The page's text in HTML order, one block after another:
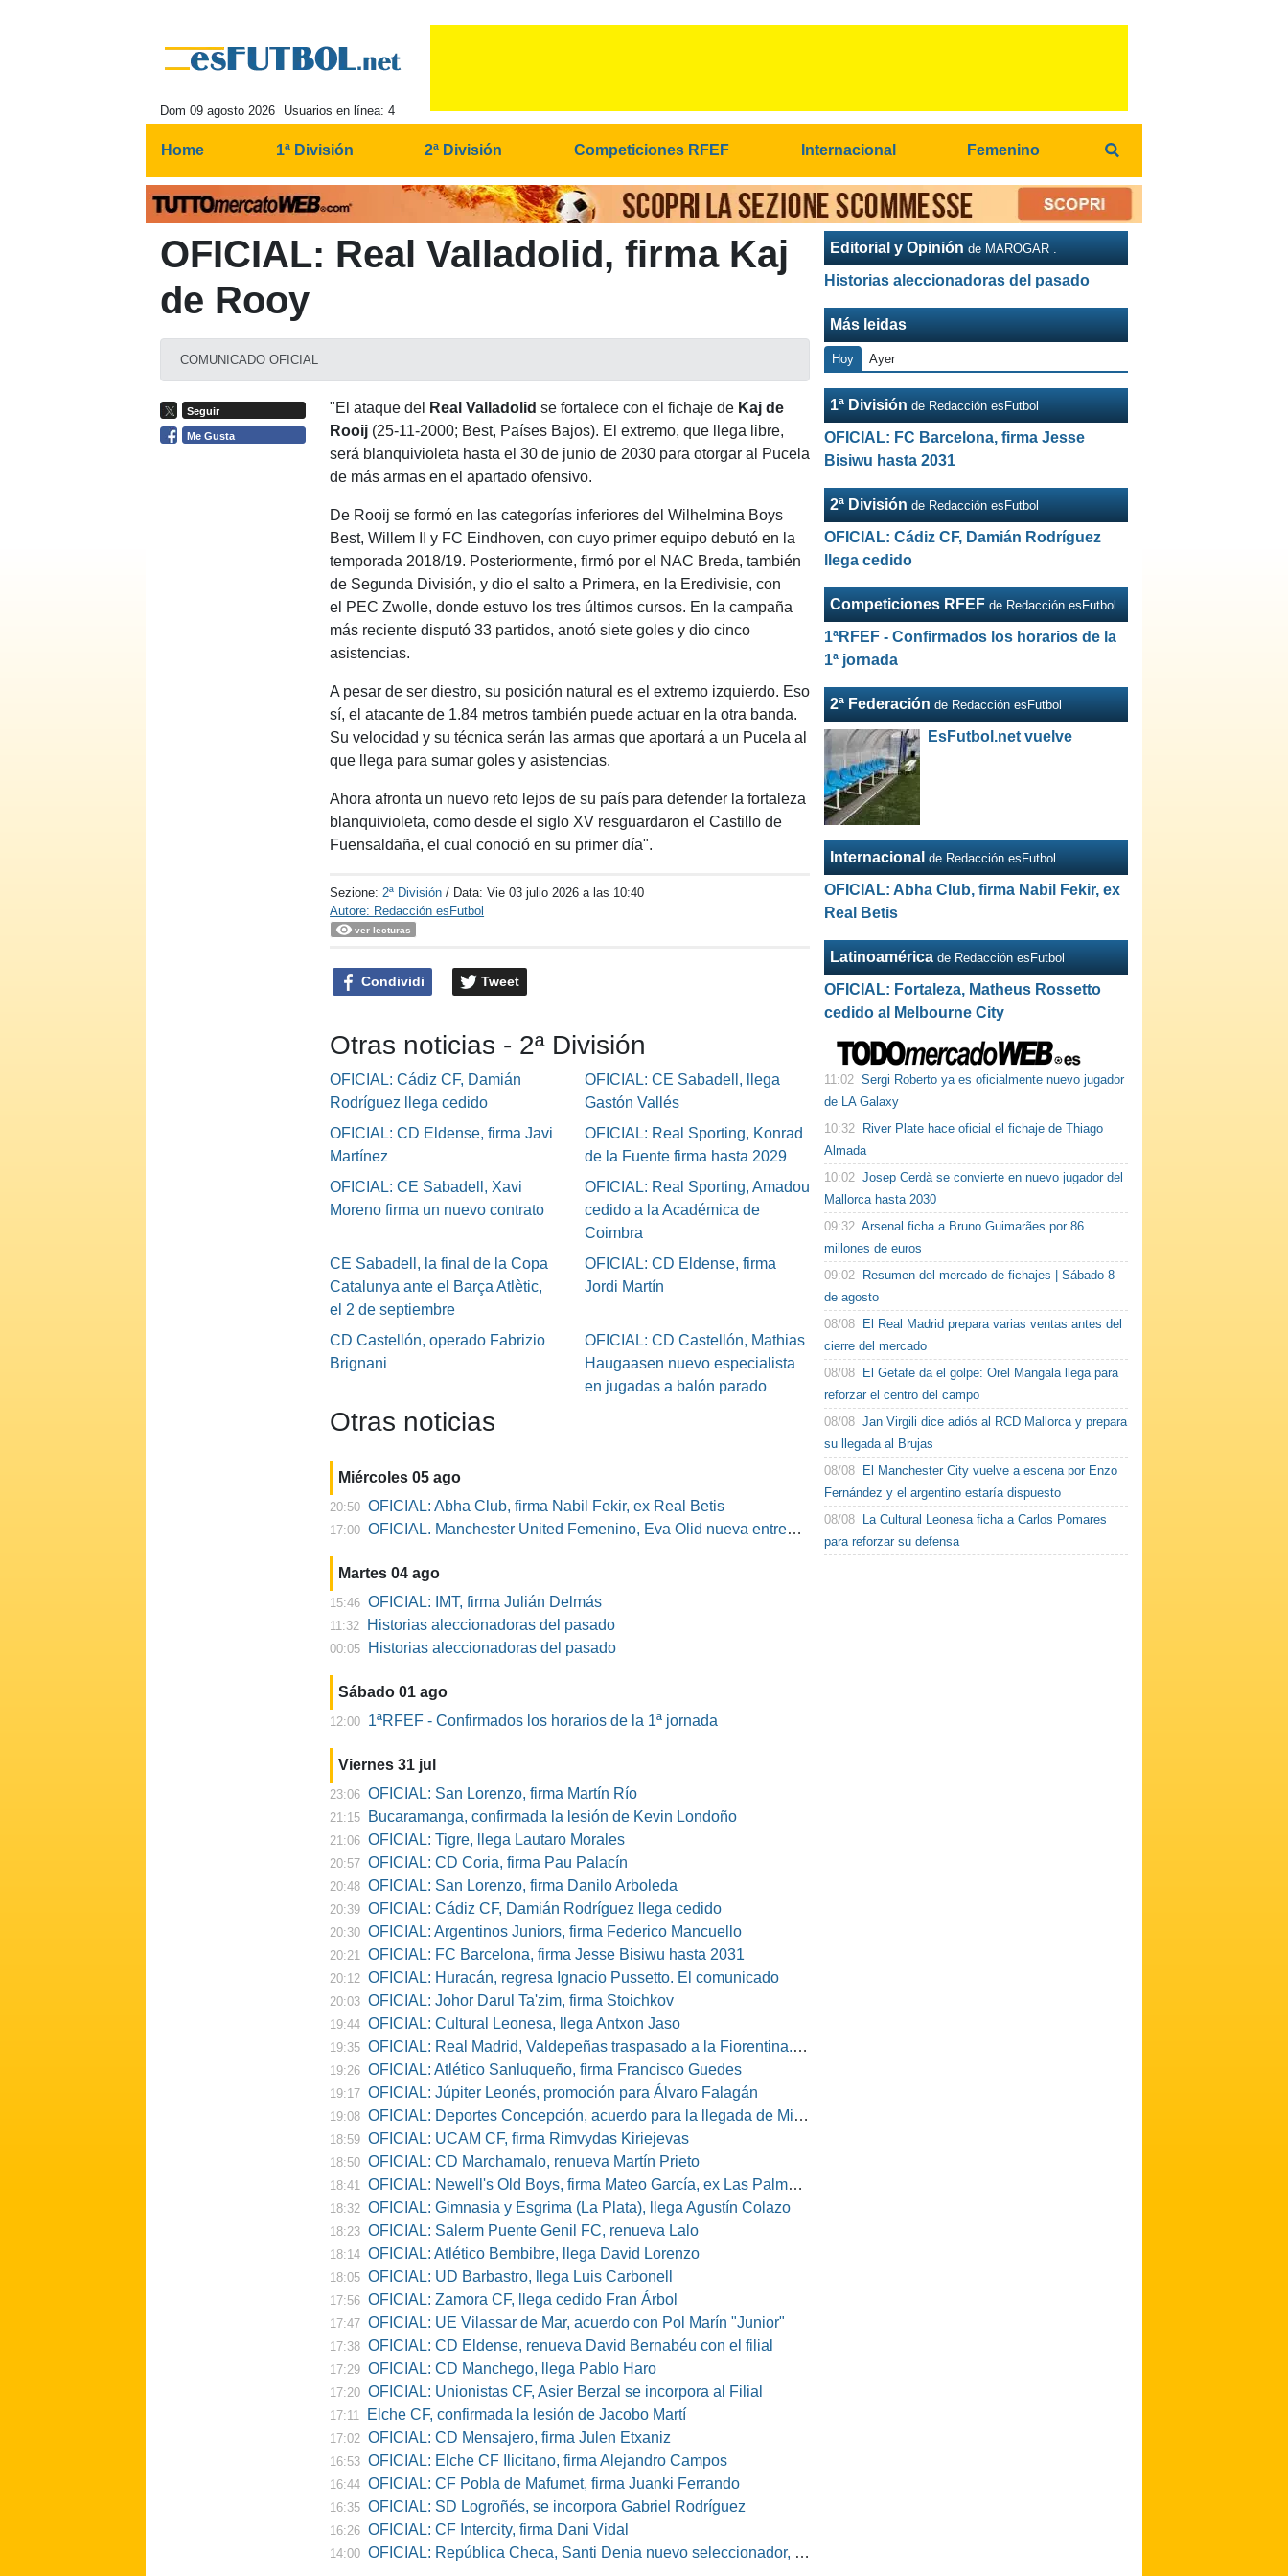
Dom 09 agosto 2026 Usuarios en línea: 4
Home 1ª División 2ª División Competiciones RFEF Internacional Femenino
OFICIAL: Real Valladolid, firma Kaj
de Rooy
COMUNICADO OFICIAL
Seguir
Me Gusta
"El ataque del Real Valladolid se fortalece con el fichaje de Kaj de
Rooij (25-11-2000; Best, Países Bajos). El extremo, que llega libre,
será blanquivioleta hasta el 30 de junio de 2030 para otorgar al Pucela
de más armas en el apartado ofensivo.
De Rooij se formó en las categorías inferiores del Wilhelmina Boys
Best, Willem II y FC Eindhoven, con cuyo primer equipo debutó en la
temporada 2018/19. Posteriormente, firmó por el NAC Breda, también
de Segunda División, y dio el salto a Primera, en la Eredivisie, con
el PEC Zwolle, donde estuvo los tres últimos cursos. En la campaña
más reciente disputó 33 partidos, anotó siete goles y dio cinco
asistencias.
A pesar de ser diestro, su posición natural es el extremo izquierdo. Eso
sí, el atacante de 1.84 metros también puede actuar en la otra banda.
Su velocidad y su técnica serán las armas que aportará a un Pucela al
que llega para sumar goles y asistencias.
Ahora afronta un nuevo reto lejos de su país para defender la fortaleza
blanquivioleta, como desde el siglo XV resguardaron el Castillo de
Fuensaldaña, el cual conoció en su primer día".
Sezione:2ª División / Data:Vie 03 julio 2026 a las 10:40
Autore: Redacción esFutbol
ver lecturas
Condividi Tweet
Otras noticias - 2ª División
OFICIAL: Cádiz CF, Damián
Rodríguez llega cedido
OFICIAL: CE Sabadell, llega
Gastón Vallés
OFICIAL: CD Eldense, firma Javi
Martínez
OFICIAL: Real Sporting, Konrad
de la Fuente firma hasta 2029
OFICIAL: CE Sabadell, Xavi
Moreno firma un nuevo contrato
OFICIAL: Real Sporting, Amadou
cedido a la Académica de
Coimbra
CE Sabadell, la final de la Copa
Catalunya ante el Barça Atlètic,
el 2 de septiembre
OFICIAL: CD Eldense, firma
Jordi Martín
CD Castellón, operado Fabrizio
Brignani
OFICIAL: CD Castellón, Mathias
Haugaasen nuevo especialista
en jugadas a balón parado
Otras noticias
Miércoles 05 ago
20:50 OFICIAL: Abha Club, firma Nabil Fekir, ex Real Betis
17:00 OFICIAL. Manchester United Femenino, Eva Olid nueva entrenadora
Martes 04 ago
15:46 OFICIAL: IMT, firma Julián Delmás
11:32 Historias aleccionadoras del pasado
00:05 Historias aleccionadoras del pasado
Sábado 01 ago
12:00 1ªRFEF - Confirmados los horarios de la 1ª jornada
Viernes 31 jul
23:06 OFICIAL: San Lorenzo, firma Martín Río
21:15 Bucaramanga, confirmada la lesión de Kevin Londoño
21:06 OFICIAL: Tigre, llega Lautaro Morales
20:57 OFICIAL: CD Coria, firma Pau Palacín
20:48 OFICIAL: San Lorenzo, firma Danilo Arboleda
20:39 OFICIAL: Cádiz CF, Damián Rodríguez llega cedido
20:30 OFICIAL: Argentinos Juniors, firma Federico Mancuello
20:21 OFICIAL: FC Barcelona, firma Jesse Bisiwu hasta 2031
20:12 OFICIAL: Huracán, regresa Ignacio Pussetto. El comunicado
20:03 OFICIAL: Johor Darul Ta'zim, firma Stoichkov
19:44 OFICIAL: Cultural Leonesa, llega Antxon Jaso
19:35 OFICIAL: Real Madrid, Valdepeñas traspasado a la Fiorentina. El comunicado
19:26 OFICIAL: Atlético Sanluqueño, firma Francisco Guedes
19:17 OFICIAL: Júpiter Leonés, promoción para Álvaro Falagán
19:08 OFICIAL: Deportes Concepción, acuerdo para la llegada de Miguel Barbieri
18:59 OFICIAL: UCAM CF, firma Rimvydas Kiriejevas
18:50 OFICIAL: CD Marchamalo, renueva Martín Prieto
18:41 OFICIAL: Newell's Old Boys, firma Mateo García, ex Las Palmas, Osasuna o Alcorcón
18:32 OFICIAL: Gimnasia y Esgrima (La Plata), llega Agustín Colazo
18:23 OFICIAL: Salerm Puente Genil FC, renueva Lalo
18:14 OFICIAL: Atlético Bembibre, llega David Lorenzo
18:05 OFICIAL: UD Barbastro, llega Luis Carbonell
17:56 OFICIAL: Zamora CF, llega cedido Fran Árbol
17:47 OFICIAL: UE Vilassar de Mar, acuerdo con Pol Marín "Junior"
17:38 OFICIAL: CD Eldense, renueva David Bernabéu con el filial
17:29 OFICIAL: CD Manchego, llega Pablo Haro
17:20 OFICIAL: Unionistas CF, Asier Berzal se incorpora al Filial
17:11 Elche CF, confirmada la lesión de Jacobo Martí
17:02 OFICIAL: CD Mensajero, firma Julen Etxaniz
16:53 OFICIAL: Elche CF Ilicitano, firma Alejandro Campos
16:44 OFICIAL: CF Pobla de Mafumet, firma Juanki Ferrando
16:35 OFICIAL: SD Logroñés, se incorpora Gabriel Rodríguez
16:26 OFICIAL: CF Intercity, firma Dani Vidal
14:00 OFICIAL: República Checa, Santi Denia nuevo seleccionador, Pablo Amo su ayudante
Editorial y Opinión de MAROGAR .
Historias aleccionadoras del pasado
Más leidas
Hoy Ayer
1ª División de Redacción esFutbol
OFICIAL: FC Barcelona, firma Jesse
Bisiwu hasta 2031
2ª División de Redacción esFutbol
OFICIAL: Cádiz CF, Damián Rodríguez
llega cedido
Competiciones RFEF de Redacción esFutbol
1ªRFEF - Confirmados los horarios de la
1ª jornada
2ª Federación de Redacción esFutbol
EsFutbol.net vuelve
Internacional de Redacción esFutbol
OFICIAL: Abha Club, firma Nabil Fekir, ex
Real Betis
Latinoamérica de Redacción esFutbol
OFICIAL: Fortaleza, Matheus Rossetto
cedido al Melbourne City
11:02 Sergi Roberto ya es oficialmente nuevo jugador
de LA Galaxy
10:32
River Plate hace oficial el fichaje de Thiago
Almada
10:02 Josep Cerdà se convierte en nuevo jugador del
Mallorca hasta 2030
09:32 Arsenal ficha a Bruno Guimarães por 86
millones de euros
09:02
Resumen del mercado de fichajes | Sábado 8
de agosto
08/08
El Real Madrid prepara varias ventas antes del
cierre del mercado
08/08
El Getafe da el golpe: Orel Mangala llega para
reforzar el centro del campo
08/08 Jan Virgili dice adiós al RCD Mallorca y prepara
su llegada al Brujas
08/08
El Manchester City vuelve a escena por Enzo
Fernández y el argentino estaría dispuesto
08/08
La Cultural Leonesa ficha a Carlos Pomares
para reforzar su defensa